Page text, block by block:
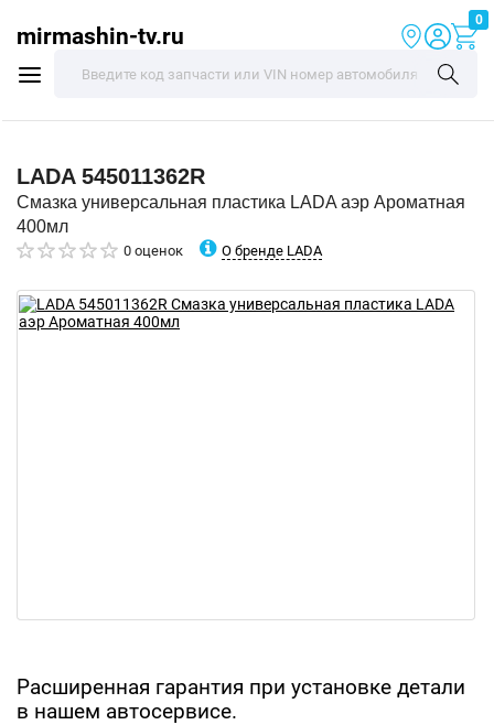
mirmashin-tv.ru
0
LADA 545011362R
Смазка универсальная пластика LADA аэр Ароматная
400мл
0 оценок О бренде LADA
Расширенная гарантия при установке детали
в нашем автосервисе.